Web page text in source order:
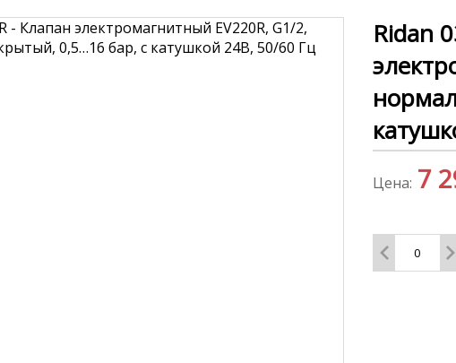
Ridan
Цена: 7